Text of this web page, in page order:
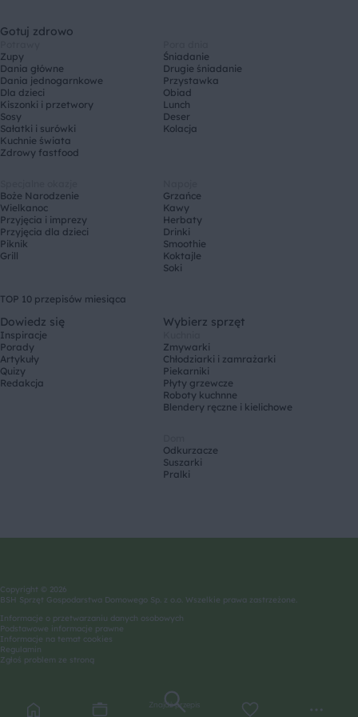
Znajdź przepis
Gotuj zdrowo
Zupy
Dania główne
Dania jednogarnkowe
Dla dzieci
Kiszonki i przetwory
Sosy
Sałatki i surówki
Kuchnie świata
Zdrowy fastfood
Śniadanie
Drugie śniadanie
Przystawka
Obiad
Lunch
Deser
Kolacja
Boże Narodzenie
Wielkanoc
Przyjęcia i imprezy
Przyjęcia dla dzieci
Piknik
Grill
Grzańce
Kawy
Herbaty
Drinki
Smoothie
Koktajle
Soki
TOP 10 przepisów miesiąca
Dowiedz się
Inspiracje
Porady
Artykuły
Quizy
Redakcja
Wybierz sprzęt
Zmywarki
Chłodziarki i zamrażarki
Piekarniki
Płyty grzewcze
Roboty kuchnne
Blendery ręczne i kielichowe
Odkurzacze
Suszarki
Pralki
Copyright © 2026
BSH Sprzęt Gospodarstwa Domowego Sp. z o.o. Wszelkie prawa zastrzeżone.
Informacje o przetwarzaniu danych osobowych
Podstawowe informacje prawne
Informacje na temat cookies
Regulamin
Zgłoś problem ze stroną